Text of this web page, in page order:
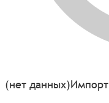
(нет данных)